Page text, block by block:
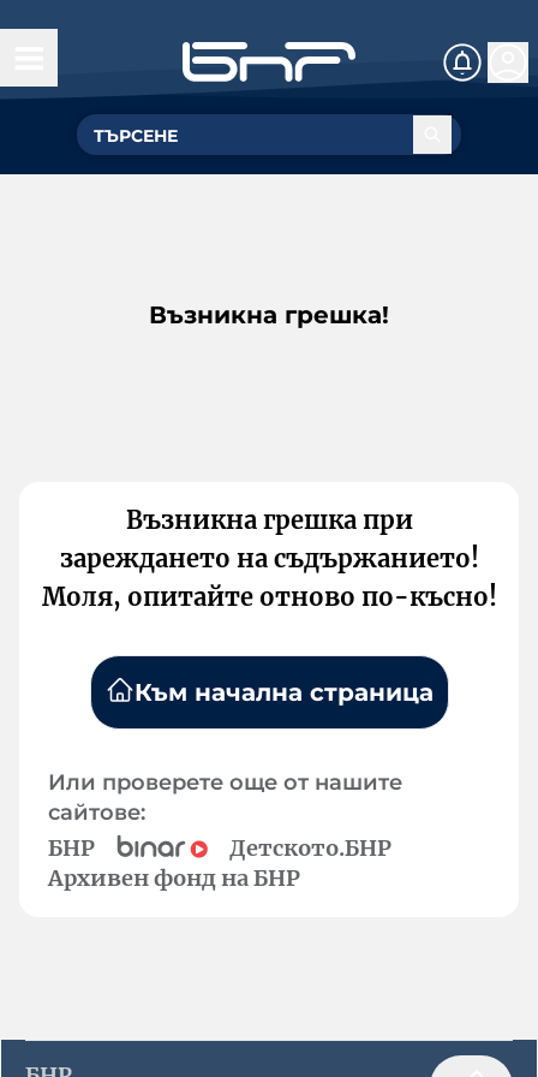
Възникна грешка!
Възникна грешка при
зареждането на съдържанието!
Моля, опитайте отново по-късно!
Към начална страница
Или проверете още от нашите
сайтове:
БНР
Детското.БНР
Архивен фонд на БНР